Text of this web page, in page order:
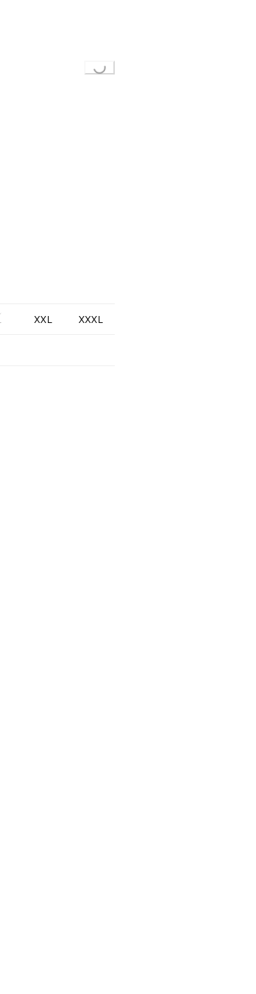
Loading...
XXL XXXL